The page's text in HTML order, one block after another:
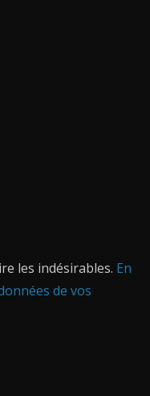
les indésirables. En
de vos